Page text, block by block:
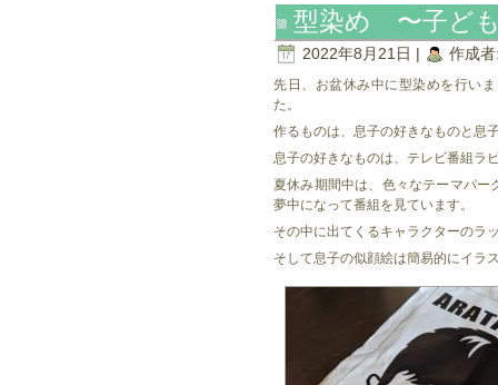
型染め 〜子ど
2022年8月21日 | 作成
先日、お盆休み中に型染めを行い
た。
作るものは、息子の好きなものと息
息子の好きなものは、テレビ番組ラ
夏休み期間中は、色々なテーマパ
夢中になって番組を見ています。
その中に出てくるキャラクターのラ
そして息子の似顔絵は簡易的にイラ